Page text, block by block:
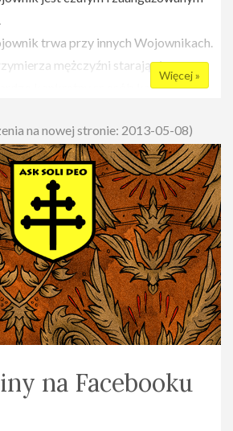
trwa przy innych Wojownikach.
mężczyźni starają się
konkretny sposób każdą z tych
między innymi Wakacyjne
dla Wojowników, warsztaty i
mężczyzn, Męskie Wieczory Filmowe i
jest inicjatywą ogólnopolską.
od przyszłego roku
będą mogli uczestniczyć w
stronę internetową Przymierza -
- na której znajdziecie
o idei, założeniach,
znajduje się również formularz
Przymierza.
Więcej »
na nowej stronie: 2013-05-08)
na Facebooku